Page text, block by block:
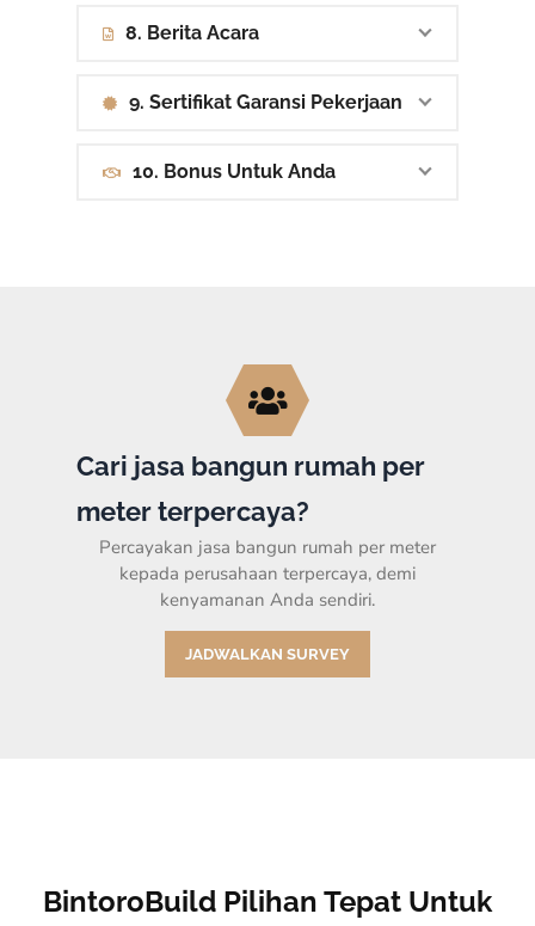
8. Berita Acara
9. Sertifikat Garansi Pekerjaan
10. Bonus Untuk Anda
Cari jasa bangun rumah per
meter terpercaya?
Percayakan jasa bangun rumah per meter
kepada perusahaan terpercaya, demi
kenyamanan Anda sendiri.
JADWALKAN SURVEY
BintoroBuild Pilihan Tepat Untuk